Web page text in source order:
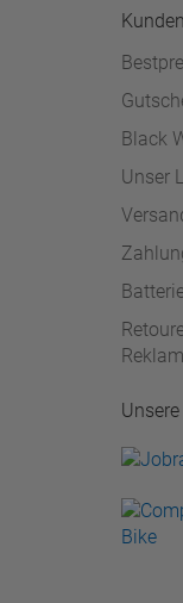
Black
Unser